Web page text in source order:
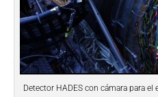
Detector HADES con cámara para